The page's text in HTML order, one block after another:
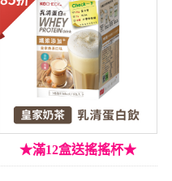
★滿12盒送搖搖杯★